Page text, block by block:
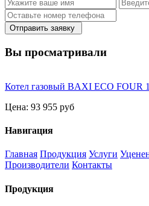
Отправить заявку
Вы просматривали
Котел газовый BAXI ECO FOUR
Цена: 93 955 руб
Навигация
Главная Продукция Услуги
Производители Контакты
Продукция